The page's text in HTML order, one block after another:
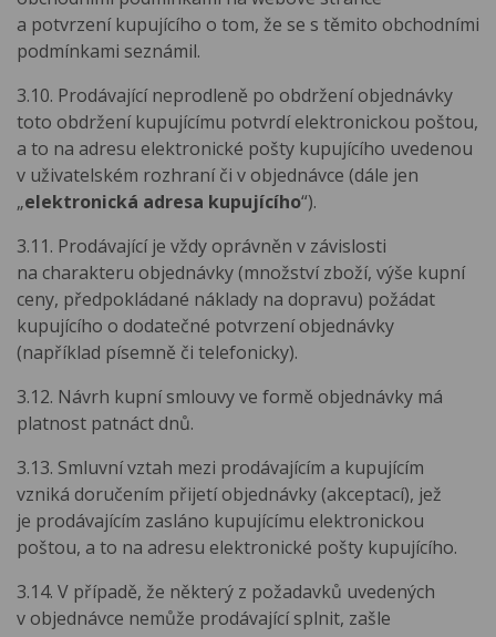
a potvrzení kupujícího o tom, že se s těmito obchodními
podmínkami seznámil.
3.10. Prodávající neprodleně po obdržení objednávky
toto obdržení kupujícímu potvrdí elektronickou poštou,
a to na adresu elektronické pošty kupujícího uvedenou
v uživatelském rozhraní či v objednávce (dále jen
„elektronická adresa kupujícího“).
3.11. Prodávající je vždy oprávněn v závislosti
na charakteru objednávky (množství zboží, výše kupní
ceny, předpokládané náklady na dopravu) požádat
kupujícího o dodatečné potvrzení objednávky
(například písemně či telefonicky).
3.12. Návrh kupní smlouvy ve formě objednávky má
platnost patnáct dnů.
3.13. Smluvní vztah mezi prodávajícím a kupujícím
vzniká doručením přijetí objednávky (akceptací), jež
je prodávajícím zasláno kupujícímu elektronickou
poštou, a to na adresu elektronické pošty kupujícího.
3.14. V případě, že některý z požadavků uvedených
v objednávce nemůže prodávající splnit, zašle